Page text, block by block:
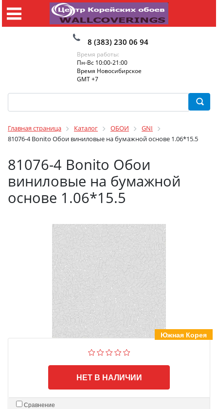
8 (383) 230 06 94
Время работы:
Пн-Вс 10:00-21:00
Время Новосибирское
GMT +7
Главная страница Каталог ОБОИ
GNI
81076-4 Bonito Обои виниловые на бумажной основе 1.06*15.5
81076-4 Bonito Обои
виниловые на бумажной
основе 1.06*15.5
Южная Корея
НЕТ В НАЛИЧИИ
Сравнение